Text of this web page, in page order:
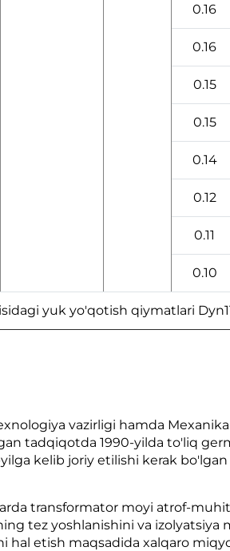
0.16
0.16
0.15
0.15
0.14
0.12
0.11
0.10
yuk yo'qotish qiymatlari
vazirligi hamda
tadqiqotda 1990-yilda to'liq
kelib joriy etilishi kerak
transformator moyi atrof-
tez yoshlanishini va
hal etish maqsadida xalqaro